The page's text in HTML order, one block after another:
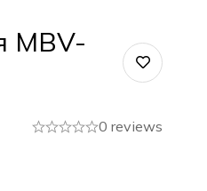
MBV-
0 reviews